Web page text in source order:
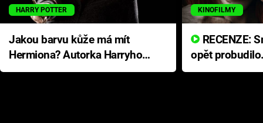
HARRY POTTER
Jakou barvu kůže má mít
Hermiona? Autorka Harryho
Pottera přišla s ráznou
KINOFILMY
opět
přichází s